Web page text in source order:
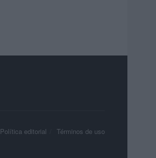
Política editorial Términos de uso